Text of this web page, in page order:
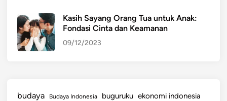
Kasih Sayang Orang Tua untuk Anak:
Fondasi Cinta dan Keamanan
09/12/2023
budaya Budaya Indonesia buguruku ekonomi indonesia